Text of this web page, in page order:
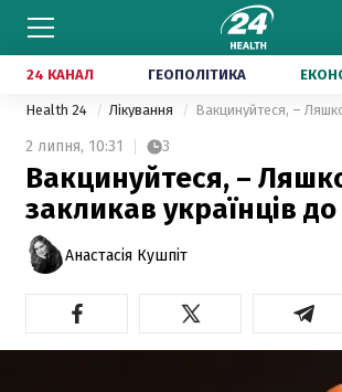
24 КАНАЛ ГЕОПОЛІТИКА
Health 24 Лікування
2 липня, 10:31 3
Вакцинуйтеся, –
закликав українців
Анастасія Кушпіт